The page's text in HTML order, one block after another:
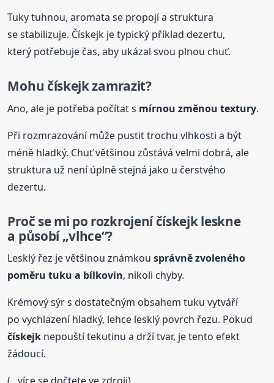
Tuky tuhnou, aromata se propojí a struktura
se stabilizuje. Čískejk je typický příklad dezertu,
který potřebuje čas, aby ukázal svou plnou chuť.
Mohu čískejkzamrazit?
Ano, ale je potřeba počítat s mírnou změnou textury.
Při rozmrazování může pustit trochu vlhkosti a být
méně hladký. Chuť většinou zůstává velmi dobrá, ale
struktura už není úplně stejná jako u čerstvého
dezertu.
Proč se mi po rozkrojeníčískejkleskne
a působí „vlhce“?
Lesklý řez je většinou známkousprávně zvoleného
poměru tuku a bílkovin, nikoli chyby.
Krémový sýr s dostatečným obsahem tuku vytváří
po vychlazení hladký, lehce lesklý povrch řezu. Pokud
čískejk nepouští tekutinu a drží tvar, je tento efekt
žádoucí.